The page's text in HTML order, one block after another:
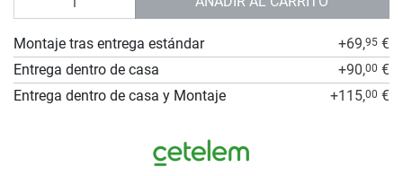
Montaje tras entrega estándar +69,95 €
Entrega dentro de casa
+90,00 €
Entrega dentro de casa y Montaje
+115,00 €